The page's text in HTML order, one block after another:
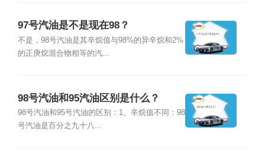
97号汽油是不是现在98？
不是，98号汽油是其辛烷值与98%的异辛烷和2%
的正庚烷混合物相等的汽...
98号汽油和95汽油区别是什么？
98号汽油和95号汽油的区别：1、辛烷值不同：98
号汽油是百分之九十八...